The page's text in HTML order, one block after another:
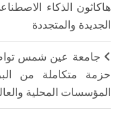
هاكاثون الذكاء
الجديدة والمتجددة
جامعة عين شمس
حزمة متكاملة من
المؤسسات المحلية